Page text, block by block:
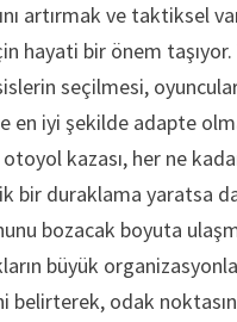
artırmak ve taktiksel
hayati bir önem taşıyor.
seçilmesi,
en iyi şekilde adapte
kazası, her ne
bir duraklama yaratsa
bozacak boyuta
büyük
belirterek, odak